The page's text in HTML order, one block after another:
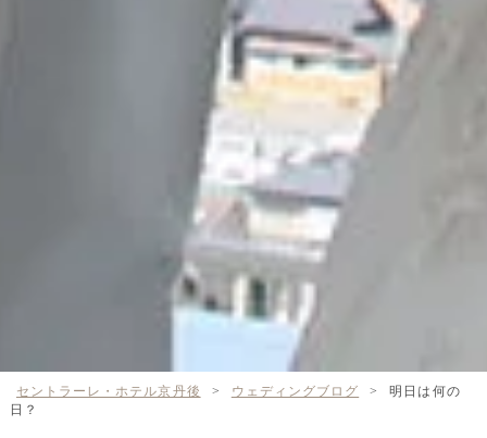
セントラーレ・ホテル京丹後 > ウェディングブログ >
明日は何の
日？